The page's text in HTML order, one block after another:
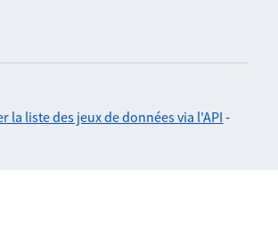
la liste des jeux de données via l'API -